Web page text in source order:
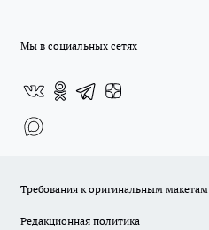
Мы в социальных сетях
Требования к оригинальным макетам
Редакционная политика